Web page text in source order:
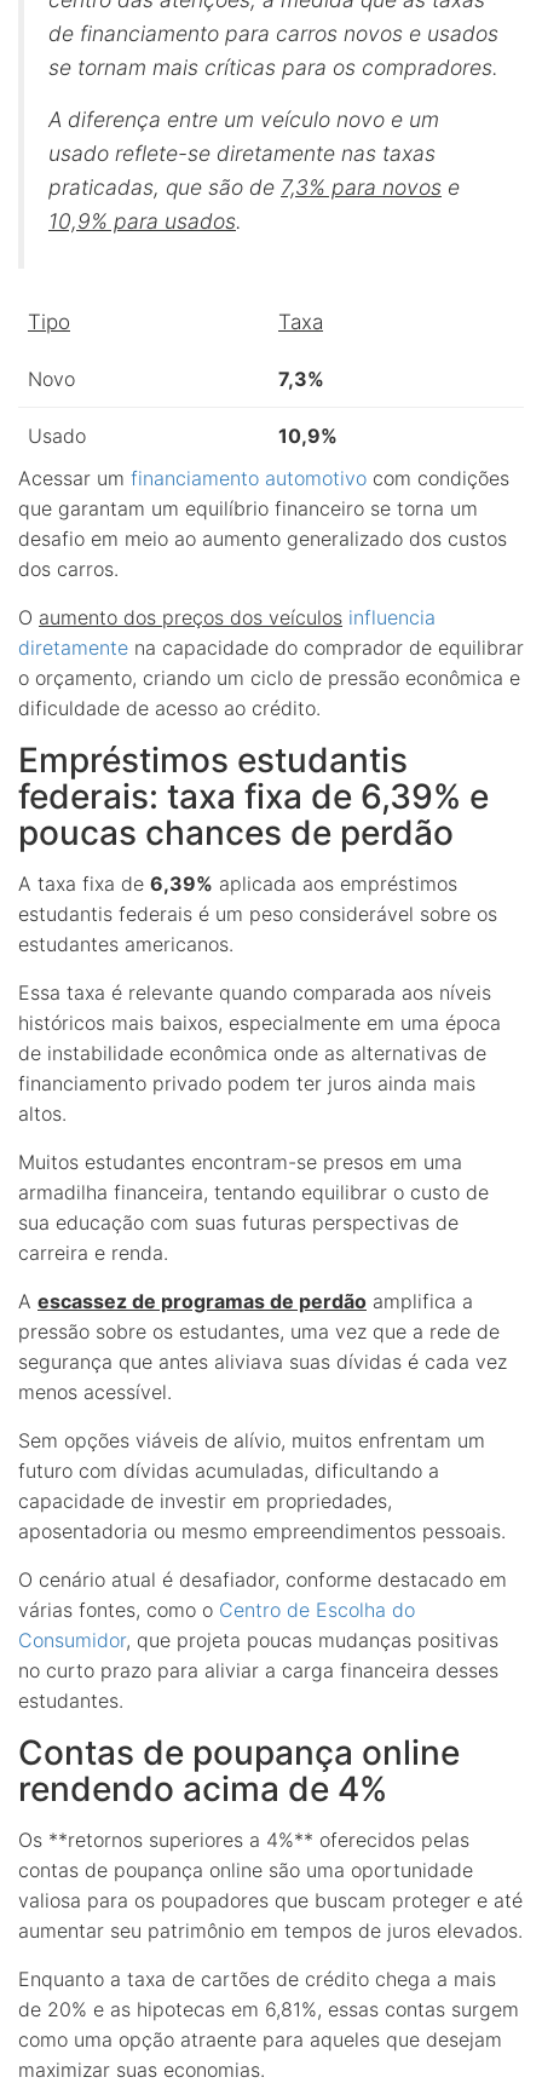
de financiamento para carros novos e usados
se tornam mais críticas para os compradores.
A diferença entre um veículo novo e um
usado reflete-se diretamente nas taxas
praticadas, que são de 7,3% para novos e
10,9% para usados.
Tipo Taxa
Novo 7,3%
Usado
10,9%
Acessar um financiamento automotivo com condições
que garantam um equilíbrio financeiro se torna um
desafio em meio ao aumento generalizado dos custos
dos carros.
O aumento dos preços dos veículos influencia
diretamente na capacidade do comprador de equilibrar
o orçamento, criando um ciclo de pressão econômica e
dificuldade de acesso ao crédito.
Empréstimos estudantis
federais: taxa fixa de 6,39% e
poucas chances de perdão
A taxa fixa de 6,39% aplicada aos empréstimos
estudantis federais é um peso considerável sobre os
estudantes americanos.
Essa taxa é relevante quando comparada aos níveis
históricos mais baixos, especialmente em uma época
de instabilidade econômica onde as alternativas de
financiamento privado podem ter juros ainda mais
altos.
Muitos estudantes encontram-se presos em uma
armadilha financeira, tentando equilibrar o custo de
sua educação com suas futuras perspectivas de
carreira e renda.
A escassez de programas de perdão amplifica a
pressão sobre os estudantes, uma vez que a rede de
segurança que antes aliviava suas dívidas é cada vez
menos acessível.
Sem opções viáveis de alívio, muitos enfrentam um
futuro com dívidas acumuladas, dificultando a
capacidade de investir em propriedades,
aposentadoria ou mesmo empreendimentos pessoais.
O cenário atual é desafiador, conforme destacado em
várias fontes, como o Centro de Escolha do
Consumidor, que projeta poucas mudanças positivas
no curto prazo para aliviar a carga financeira desses
estudantes.
Contas de poupança online
rendendo acima de 4%
Os **retornos superiores a 4%** oferecidos pelas
contas de poupança online são uma oportunidade
valiosa para os poupadores que buscam proteger e até
aumentar seu patrimônio em tempos de juros elevados.
Enquanto a taxa de cartões de crédito chega a mais
de 20% e as hipotecas em 6,81%, essas contas surgem
como uma opção atraente para aqueles que desejam
maximizar suas economias.